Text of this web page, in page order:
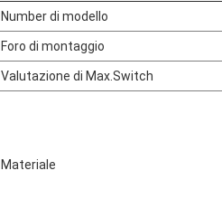
Number di modello
Foro di montaggio
Valutazione di Max.Switch
Materiale